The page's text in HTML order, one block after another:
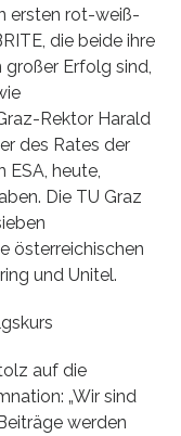
ersten rot-weiß-
die beide ihre
Erfolg sind,
Rektor Harald
des Rates der
ESA, heute,
Die TU Graz
österreichischen
und Unitel.
auf die
„Wir sind
werden